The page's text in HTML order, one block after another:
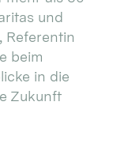
und
Referentin
beim
in die
Zukunft